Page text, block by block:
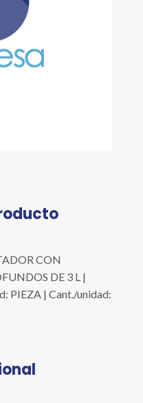
CON
DE 3 L |
PIEZA | Cant./unidad: